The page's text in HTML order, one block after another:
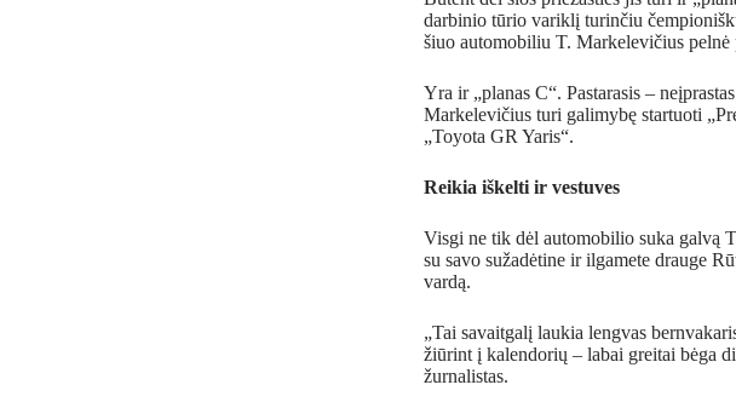
darbinio tūrio variklį turinčiu
šiuo automobiliu T. Markelevičius pelnė
Yra ir „planas C“. Pastarasis –
Markelevičius turi galimybę startuoti
„Toyota GR Yaris“.
Reikia iškelti ir vestuves
Visgi ne tik dėl automobilio suka galvą
su savo sužadėtine ir ilgamete drauge
vardą.
„Tai savaitgalį laukia lengvas
žiūrint į kalendorių – labai greitai bėga
žurnalistas.